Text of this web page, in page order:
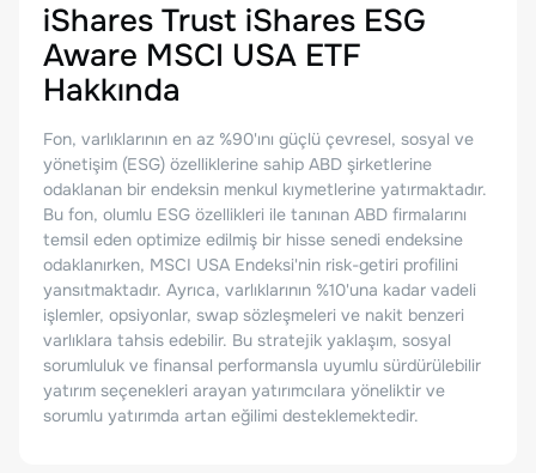
iShares Trust iShares ESG
Aware MSCI USA ETF
Hakkında
Fon, varlıklarının en az %90'ını güçlü çevresel, sosyal ve
yönetişim (ESG) özelliklerine sahip ABD şirketlerine
odaklanan bir endeksin menkul kıymetlerine yatırmaktadır.
Bu fon, olumlu ESG özellikleri ile tanınan ABD firmalarını
temsil eden optimize edilmiş bir hisse senedi endeksine
odaklanırken, MSCI USA Endeksi'nin risk-getiri profilini
yansıtmaktadır. Ayrıca, varlıklarının %10'una kadar vadeli
işlemler, opsiyonlar, swap sözleşmeleri ve nakit benzeri
varlıklara tahsis edebilir. Bu stratejik yaklaşım, sosyal
sorumluluk ve finansal performansla uyumlu sürdürülebilir
yatırım seçenekleri arayan yatırımcılara yöneliktir ve
sorumlu yatırımda artan eğilimi desteklemektedir.